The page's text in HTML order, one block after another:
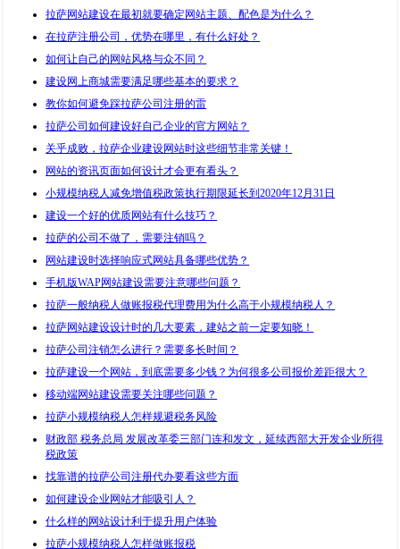
拉萨网站建设在最初就要确定网站主题、配色是为什么？
在拉萨注册公司，优势在哪里，有什么好处？
如何让自己的网站风格与众不同？
建设网上商城需要满足哪些基本的要求？
教你如何避免踩拉萨公司注册的雷
拉萨公司如何建设好自己企业的官方网站？
关乎成败，拉萨企业建设网站时这些细节非常关键！
网站的资讯页面如何设计才会更有看头？
小规模纳税人减免增值税政策执行期限延长到2020年12月31日
建设一个好的优质网站有什么技巧？
拉萨的公司不做了，需要注销吗？
网站建设时选择响应式网站具备哪些优势？
手机版WAP网站建设需要注意哪些问题？
拉萨一般纳税人做账报税代理费用为什么高于小规模纳税人？
拉萨网站建设设计时的几大要素，建站之前一定要知晓！
拉萨公司注销怎么进行？需要多长时间？
拉萨建设一个网站，到底需要多少钱？为何很多公司报价差距很大？
移动端网站建设需要关注哪些问题？
拉萨小规模纳税人怎样规避税务风险
财政部 税务总局 发展改革委三部门连和发文，延续西部大开发企业所得
税政策
找靠谱的拉萨公司注册代办要看这些方面
如何建设企业网站才能吸引人？
什么样的网站设计利于提升用户体验
拉萨小规模纳税人怎样做账报税